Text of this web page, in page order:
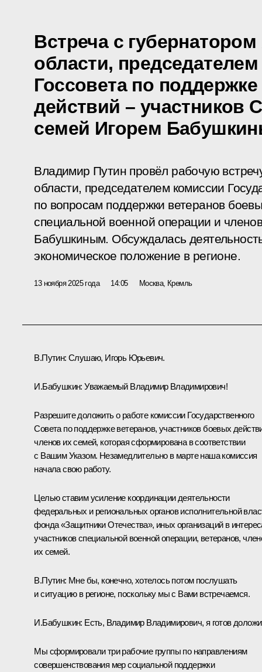
Встреча с
области,
Госсовета по
действий – участников
семей Игорем
Владимир Путин провёл рабочую
области, председателем комиссии
по вопросам поддержки ветеранов
специальной военной операции и
Бабушкиным. Обсуждалась
экономическое положение в регионе.
13 ноября 2025 года 14:05 Москва, Кремль
В.Путин: Слушаю, Игорь Юрьевич.
И.Бабушкин: Уважаемый Владимир Владимирович!
Разрешите доложить о работе комиссии Государственного
Совета по поддержке ветеранов, участников боевых
членов их семей, которая сформирована в соответствии
с ВашимУказом. Незамедлительно в марте наша комиссия
начала свою работу.
Целью ставим усиление координации деятельности
федеральных и региональных органов исполнительной
фонда «Защитники Отечества», иных организаций в
участников специальной военной операции, ветеранов,
их семей.
В.Путин: Мне бы, конечно, хотелось потом послушать
и ситуацию в регионе, поскольку мы с Вами встречаемся.
И.Бабушкин: Есть, Владимир Владимирович, я готов
Мы сформировали три рабочие группы по направлениям
совершенствования мер социальной поддержки